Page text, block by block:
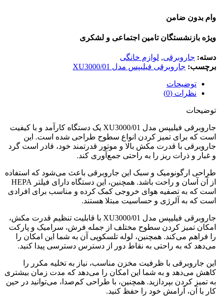
وام بدون ضامن
ویژه بازنشستگان تامین اجتماعی و لشکری
دسته: جاروبرقی, لوازم خانگی
برچسب: جاروبرقی فیلیپس مدل XU3000/01
توضیحات
نظرات (0)
توضیحات
جاروبرقی فیلیپس مدل XU3000/01 یک دستگاه کارآمد و با کیفیت
است که برای تمیز کردن انواع سطوح طراحی شده است. این
جاروبرقی با قدرت مکش بالا و موتور قدرتمند خود، قادر است گرد
و غبار و ذرات ریز را به راحتی جمع‌آوری کند.
طراحی ارگونومیک و سبک این جاروبرقی باعث می‌شود که استفاده
از آن آسان و راحت باشد. همچنین، این دستگاه دارای فیلتر HEPA
است که به تصفیه هوای خروجی کمک کرده و مناسب برای افرادی
است که به آلرژی و حساسیت مبتلا هستند.
جاروبرقی فیلیپس مدل XU3000/01 با قابلیت تنظیم قدرت مکش،
امکان تمیز کردن سطوح مختلف از جمله فرش، سرامیک و پارکت
را فراهم می‌کند. همچنین، لوله تلسکوپی آن به شما این امکان را
می‌دهد که به راحتی به نقاط دور از دسترس دسترسی پیدا کنید.
این جاروبرقی با ظرفیت مخزن مناسب، نیاز به تخلیه مکرر را
کاهش می‌دهد و به شما این امکان را می‌دهد که مدت زمان بیشتری
به تمیز کردن بپردازید. همچنین، با طراحی کم‌صدا، می‌توانید در حین
کار با آن، آرامش خود را حفظ کنید.